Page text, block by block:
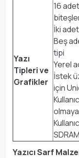
Yazı
Tipleri ve
Grafikler
16
İki
Beş
tipi
Yerel
İstek
için
SDRAM
Yazıcı Sarf